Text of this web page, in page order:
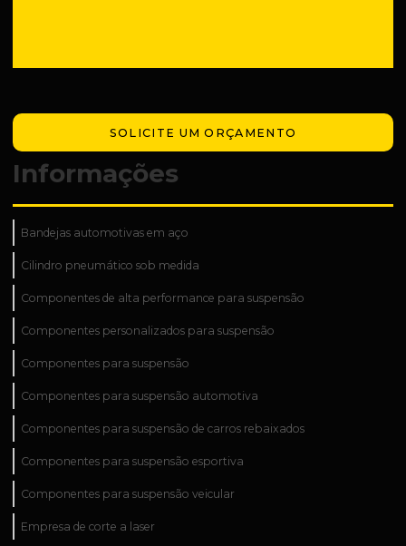
SOLICITE UM ORÇAMENTO
Informações
Bandejas automotivas em aço
Cilindro pneumático sob medida
Componentes de alta performance para suspensão
Componentes personalizados para suspensão
Componentes para suspensão
Componentes para suspensão automotiva
Componentes para suspensão de carros rebaixados
Componentes para suspensão esportiva
Componentes para suspensão veicular
Empresa de corte a laser